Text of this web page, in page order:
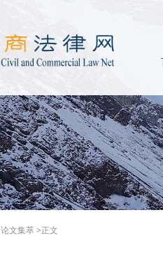
论文集萃>正文